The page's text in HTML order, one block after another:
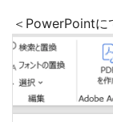
＜PowerPointに